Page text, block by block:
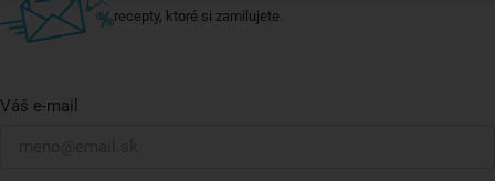
recepty, ktoré si zamilujete.
Váš e-mail